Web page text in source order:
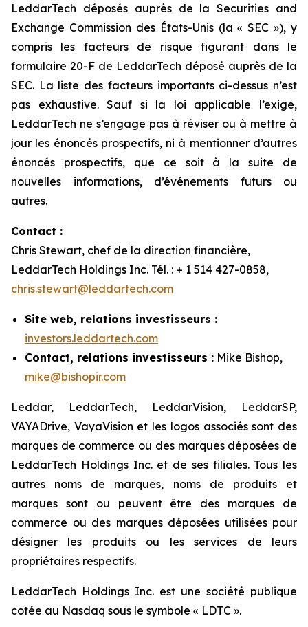
LeddarTech déposés auprès de la Securities and
Exchange Commission des États-Unis (la « SEC »), y
compris les facteurs de risque figurant dans le
formulaire 20-F de LeddarTech déposé auprès de la
SEC. La liste des facteurs importants ci-dessus n’est
pas exhaustive. Sauf si la loi applicable l’exige,
LeddarTech ne s’engage pas à réviser ou à mettre à
jour les énoncés prospectifs, ni à mentionner d’autres
énoncés prospectifs, que ce soit à la suite de
nouvelles informations, d’événements futurs ou
autres.
Contact :
Chris Stewart, chef de la direction financière,
LeddarTech Holdings Inc. Tél. : + 1 514 427-0858,
chris.stewart@leddartech.com
Site web, relations investisseurs :
investors.leddartech.com
Contact, relations investisseurs : Mike Bishop,
mike@bishopir.com
Leddar, LeddarTech, LeddarVision, LeddarSP,
VAYADrive, VayaVision et les logos associés sont des
marques de commerce ou des marques déposées de
LeddarTech Holdings Inc. et de ses filiales. Tous les
autres noms de marques, noms de produits et
marques sont ou peuvent être des marques de
commerce ou des marques déposées utilisées pour
désigner les produits ou les services de leurs
propriétaires respectifs.
LeddarTech Holdings Inc. est une société publique
cotée au Nasdaq sous le symbole « LDTC ».